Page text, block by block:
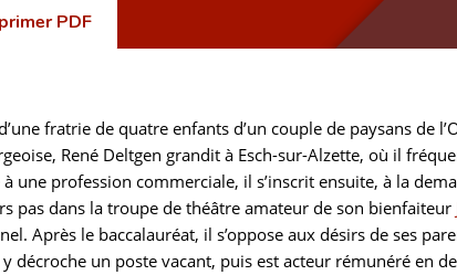
PDF
fratrie de quatre enfants d’un couple de paysans de
René Deltgen grandit à Esch-sur-Alzette, où il
à une profession commerciale, il s’inscrit ensuite, à la
pas dans la troupe de théâtre amateur de son bienfaiteur
Après le baccalauréat, il s’oppose aux désirs de ses
y décroche un poste vacant, puis est acteur rémunéré en